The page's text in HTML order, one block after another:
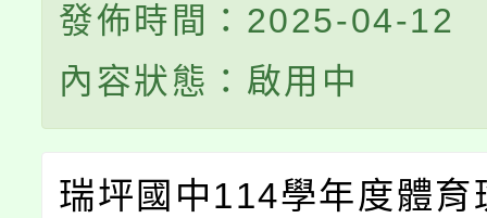
發佈時間：2025-04-12
內容狀態：啟用中
瑞坪國中114學年度體育